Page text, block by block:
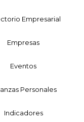
Empresarial
Empresas
Eventos
Personales
Indicadores